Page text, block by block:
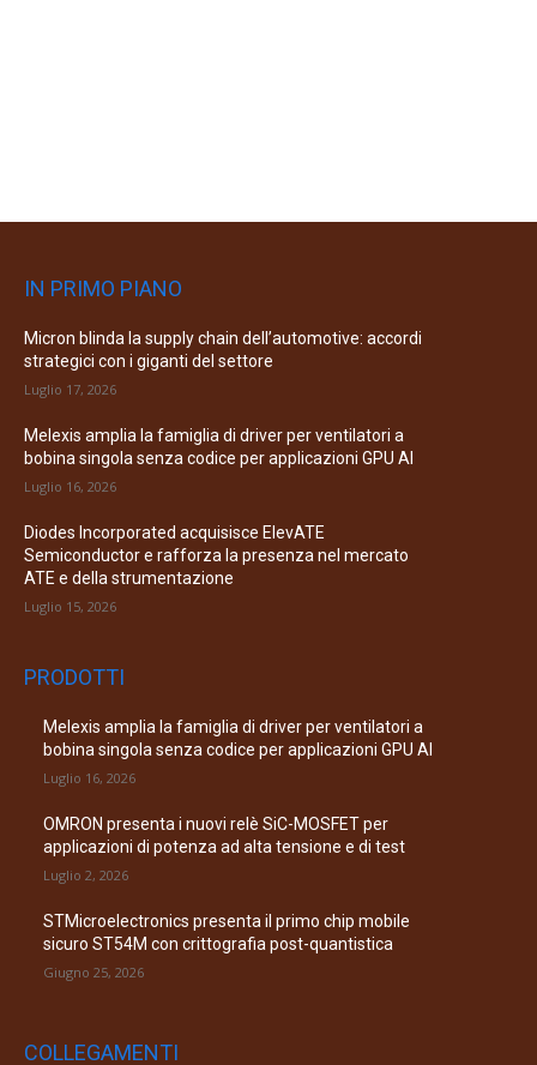
IN PRIMO PIANO
Micron blinda la supply chain dell’automotive: accordi
strategici con i giganti del settore
Luglio 17, 2026
Melexis amplia la famiglia di driver per ventilatori a
bobina singola senza codice per applicazioni GPU AI
Luglio 16, 2026
Diodes Incorporated acquisisce ElevATE
Semiconductor e rafforza la presenza nel mercato
ATE e della strumentazione
Luglio 15, 2026
PRODOTTI
Melexis amplia la famiglia di driver per ventilatori a
bobina singola senza codice per applicazioni GPU AI
Luglio 16, 2026
OMRON presenta i nuovi relè SiC-MOSFET per
applicazioni di potenza ad alta tensione e di test
Luglio 2, 2026
STMicroelectronics presenta il primo chip mobile
sicuro ST54M con crittografia post-quantistica
Giugno 25, 2026
COLLEGAMENTI